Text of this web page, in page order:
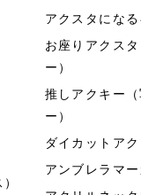
アクスタにな
お座りアクス
ー）
推しアクキー
ー）
ダイカットア
アンブレラマー